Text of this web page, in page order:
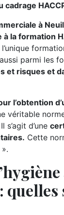
cadrage
à
la formation
parmi les
et risques et
l’obtention
véritable
d’une
Cette